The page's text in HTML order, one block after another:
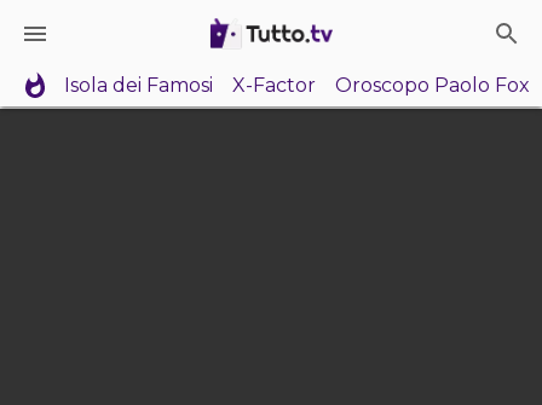
Isola dei Famosi X-Factor Oroscopo Paolo Fox